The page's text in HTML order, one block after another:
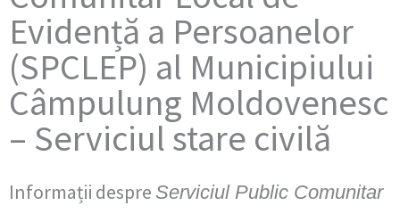
Evidență a Persoanelor
(SPCLEP) al Municipiului
Câmpulung Moldovenesc
– Serviciul stare civilă
Informații despre Serviciul Public Comunitar